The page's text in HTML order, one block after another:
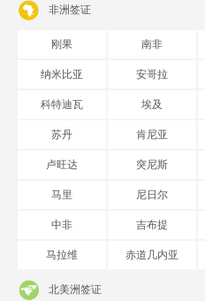
非洲签证
刚果 南非
纳米比亚 安哥拉
科特迪瓦 埃及
苏丹 肯尼亚
卢旺达 突尼斯
马里 尼日尔
中非 吉布提
马拉维 赤道几内亚
北美洲签证